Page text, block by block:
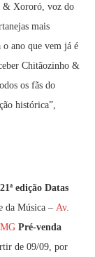
& Xororó, voz do
mais
o ano que vem já é
Chitãozinho &
os fãs do
histórica”,
edição Datas
da Música – Av.
Pré-venda
de 09/09, por